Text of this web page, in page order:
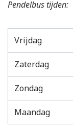
Pendelbus tijden:
Vrijdag
Zaterdag
Zondag
Maandag